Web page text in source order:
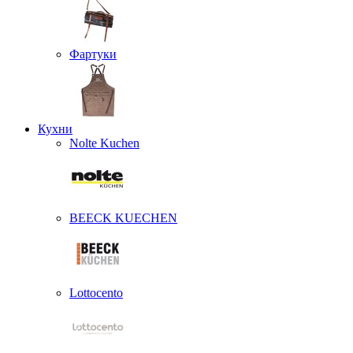
Фартуки
Кухни
Nolte Kuchen
BEECK KUECHEN
Lottocento